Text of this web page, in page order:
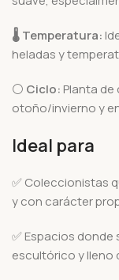
🌡️Temperatura:
heladas y
⚪ Ciclo: Planta
otoño/invierno y
Ideal para
✅ Coleccionistas
y con carácter
✅ Espacios
escultórico y lleno